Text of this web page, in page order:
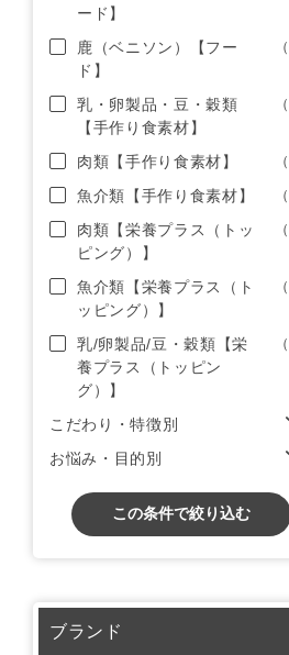
ード】
鹿（ベニソン）【フー
ド】
乳・卵製品・豆・穀類
【手作り食素材】
肉類【手作り食素材】
魚介類【手作り食素材】
肉類【栄養プラス（トッ
ピング）】
魚介類【栄養プラス（ト
ッピング）】
乳/卵製品/豆・穀類【栄
養プラス（トッピン
グ）】
こだわり・特徴別
お悩み・目的別
この条件で絞り込む
ブランド